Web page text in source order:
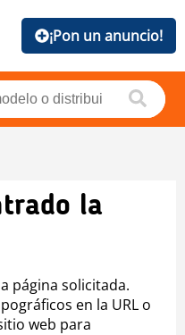
¡Pon un anuncio!
la
página solicitada.
en la URL o
web para